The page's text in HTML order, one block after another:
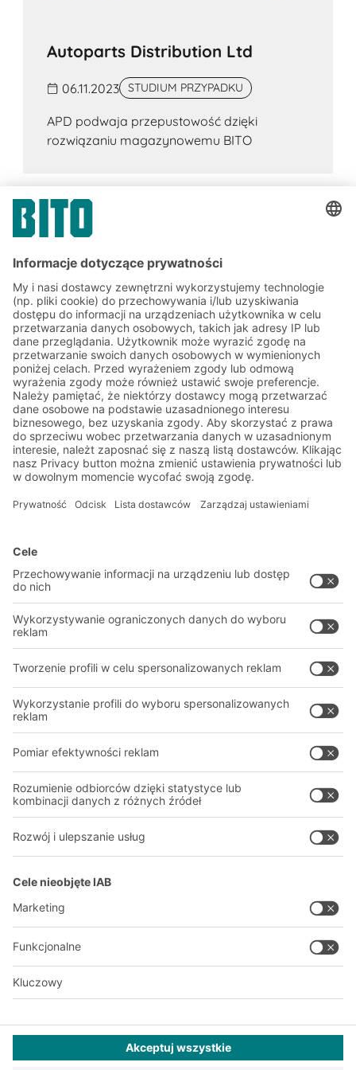
Autoparts Distribution Ltd
06.11.2023 STUDIUM PRZYPADKU
APD podwaja przepustowość dzięki
rozwiązaniu magazynowemu BITO
Zapisz się do newslettera
BITO już teraz:
Aktualności magazynowe i
logistyczne
Ekskluzywne rabaty
Innowacje
Zapisz się do newslettera
Rozwiązania
Rozwiązania intralogistyczne
Systemy pojemników
Systemy regałów
Systemy transportowe
Nasze usługi
PROFESJONALNY MAGAZYN
SYSTEMY MAGAZYNOWE
Pliki do pobrania
Formularz kontaktowy
Firma
O firmie
Nasza globalna sieć
Śledź nas
+48 22 666 22 20
© 2026 BITO-Lagertechnik Bittmann GmbH
Ta oferta jest przeznaczona dla przemysłu, rzemiosła, handlu i
zawodów do użytku w niezależnej, profesjonalnej lub
komercyjnej działalności.